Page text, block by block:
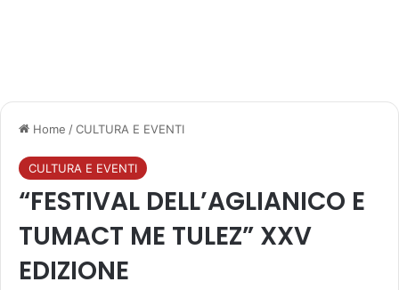
Home /CULTURA E EVENTI
CULTURA E EVENTI
“FESTIVAL DELL’AGLIANICO E
TUMACT ME TULEZ” XXV
EDIZIONE